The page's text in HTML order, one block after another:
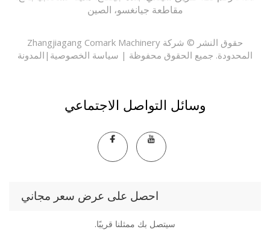
مقاطعة جيانغسو، الصين
حقوق النشر © شركة Zhangjiagang Comark Machinery
جميع الحقوق محفوظة |سياسة الخصوصية|المدونة
وسائل التواصل الاجتماعي
احصل على عرض سعر مجاني
سيتصل بك ممثلنا قريبًا.